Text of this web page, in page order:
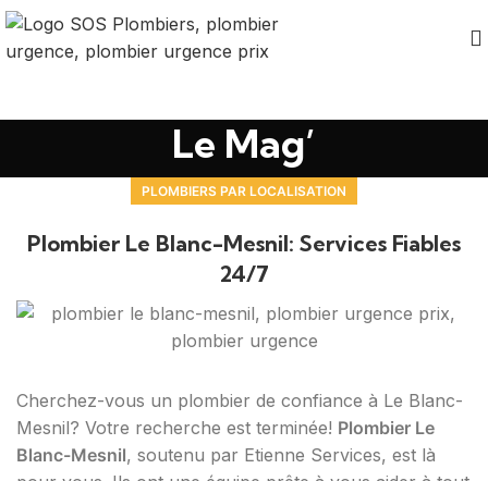
Le Mag’
PLOMBIERS PAR LOCALISATION
Plombier Le Blanc-Mesnil: Services Fiables
24/7
Cherchez-vous un plombier de confiance à Le Blanc-
Mesnil? Votre recherche est terminée! Plombier Le
Blanc-Mesnil, soutenu par Etienne Services, est là